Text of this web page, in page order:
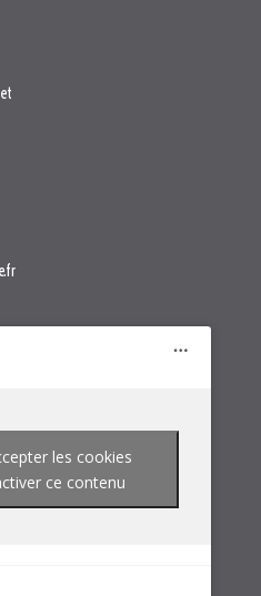
les cookies
ce contenu